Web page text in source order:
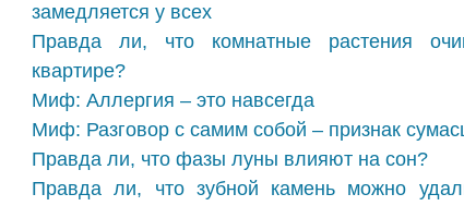
замедляется у всех
Правда ли, что комнатные растения
квартире?
Миф: Аллергия – это навсегда
Миф: Разговор с самим собой – признак
Правда ли, что фазы луны влияют на сон?
Правда ли, что зубной камень можно